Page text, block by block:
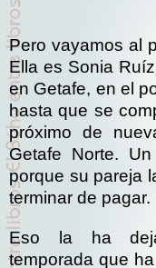
Pero vayamos al
Ella es Sonia
en Getafe, en el
hasta que se
próximo de
Getafe Norte.
porque su pareja
terminar de pagar.
Eso la ha
temporada que